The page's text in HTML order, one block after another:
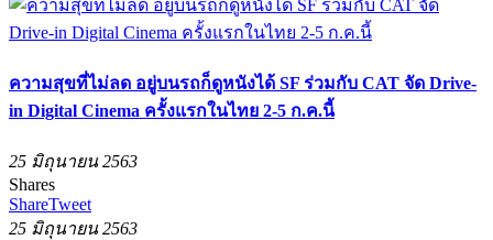
ความสุขที่ไม่ลด อยู่บนรถก็ดูหนังได้ SF ร่วมกับ CAT จัด Drive-
in Digital Cinema ครั้งแรกในไทย 2-5 ก.ค.นี้
25 มิถุนายน 2563
Shares
ShareTweet
25 มิถุนายน 2563